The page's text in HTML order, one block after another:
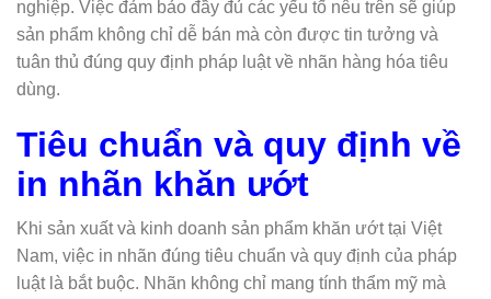
nghiệp. Việc đảm bảo đầy đủ các yếu tố nêu trên sẽ giúp
sản phẩm không chỉ dễ bán mà còn được tin tưởng và
tuân thủ đúng quy định pháp luật về nhãn hàng hóa tiêu
dùng.
Tiêu chuẩn và quy định về
in nhãn khăn ướt
Khi sản xuất và kinh doanh sản phẩm khăn ướt tại Việt
Nam, việc in nhãn đúng tiêu chuẩn và quy định của pháp
luật là bắt buộc. Nhãn không chỉ mang tính thẩm mỹ mà